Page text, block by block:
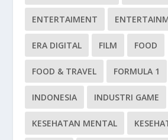
ENTERTAIMENT
ERA DIGITAL FILM FOOD
FOOD & TRAVEL FORMULA 1
INDONESIA INDUSTRI GAME
KESEHATAN MENTAL